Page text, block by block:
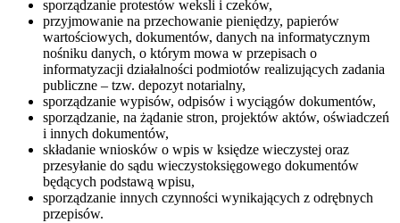
sporządzanie protestów weksli i czeków,
przyjmowanie na przechowanie pieniędzy, papierów
wartościowych, dokumentów, danych na informatycznym
nośniku danych, o którym mowa w przepisach o
informatyzacji działalności podmiotów realizujących zadania
publiczne – tzw. depozyt notarialny,
sporządzanie wypisów, odpisów i wyciągów dokumentów,
sporządzanie, na żądanie stron, projektów aktów, oświadczeń
i innych dokumentów,
składanie wniosków o wpis w księdze wieczystej oraz
przesyłanie do sądu wieczystoksięgowego dokumentów
będących podstawą wpisu,
sporządzanie innych czynności wynikających z odrębnych
przepisów.